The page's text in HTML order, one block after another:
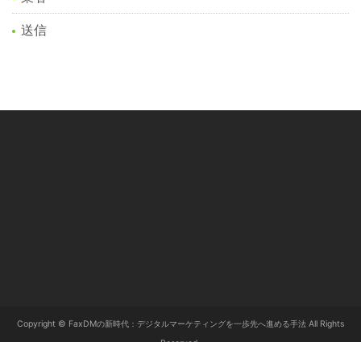
送信
Copyright © FaxDMの新時代：デジタルマーケティングを一歩先へ進める手法 All Rights